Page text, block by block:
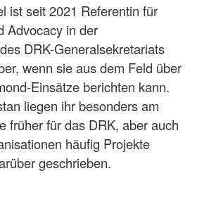
ist seit 2021 Referentin für
Advocacy in der
DRK-Generalsekretariats
wenn sie aus dem Feld über
Einsätze berichten kann.
liegen ihr besonders am
früher für das DRK, aber auch
häufig Projekte
geschrieben.